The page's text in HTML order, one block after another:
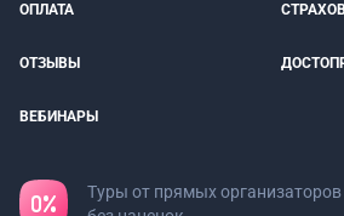
ОПЛАТА
ОТЗЫВЫ
ВЕБИНАРЫ
Туры от прямых организаторов